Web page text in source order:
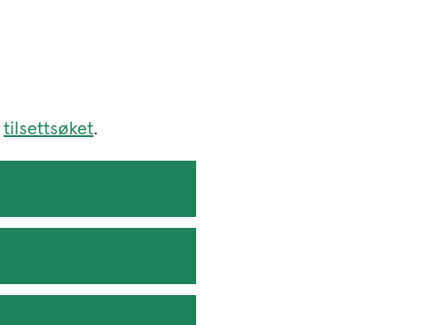
tilsettsøket.